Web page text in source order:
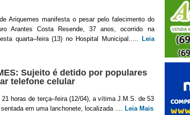
Ariquemes manifesta o pesar pelo falecimento do
Arantes Costa Resende, 37 anos, ocorrido na
quarta–feira (13) no Hospital Municipal.....
Leia
Sujeito é detido por populares
telefone celular
21 horas de terça–feira (12/04), a vítima J.M.S. de 53
em uma lanchonete, localizada .... Leia Mais